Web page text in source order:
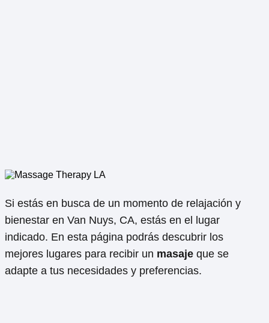
Si estás en busca de un momento de relajación y
bienestar en Van Nuys, CA, estás en el lugar
indicado. En esta página podrás descubrir los
mejores lugares para recibir un masaje que se
adapte a tus necesidades y preferencias.